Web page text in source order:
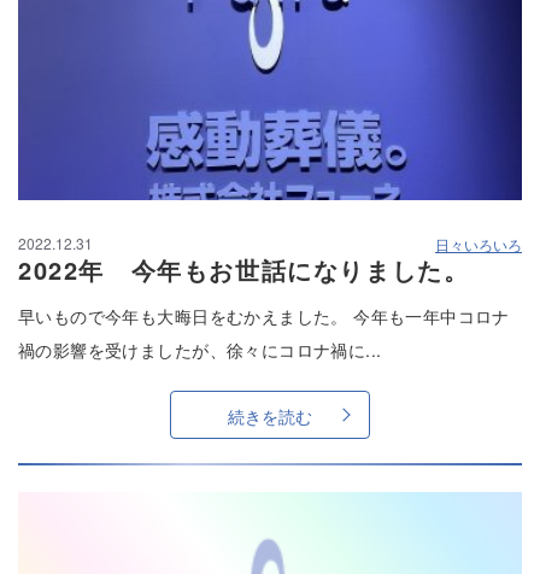
2022.12.31 日々いろいろ
2022年 今年もお世話になりました。
早いもので今年も大晦日をむかえました。 今年も一年中コロナ
禍の影響を受けましたが、徐々にコロナ禍に...
続きを読む